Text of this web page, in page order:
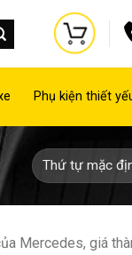
Phụ kiện thiết
Mercedes, giá